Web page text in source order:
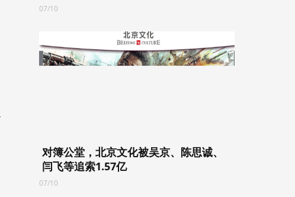
07/10
对簿公堂，北京文化被吴京、陈思诚、
闫飞等追索1.57亿
07/10